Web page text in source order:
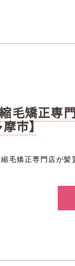
毛矯正専
市】
毛矯正専門店が髪